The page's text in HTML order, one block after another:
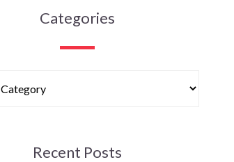
Categories
Recent Posts